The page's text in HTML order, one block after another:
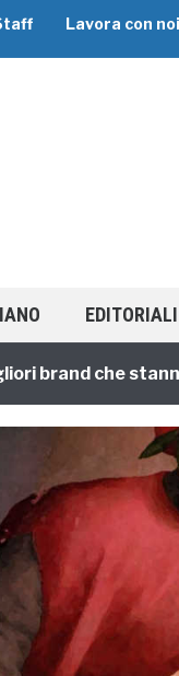
Lavora con noi
EDITORIALI
che stanno